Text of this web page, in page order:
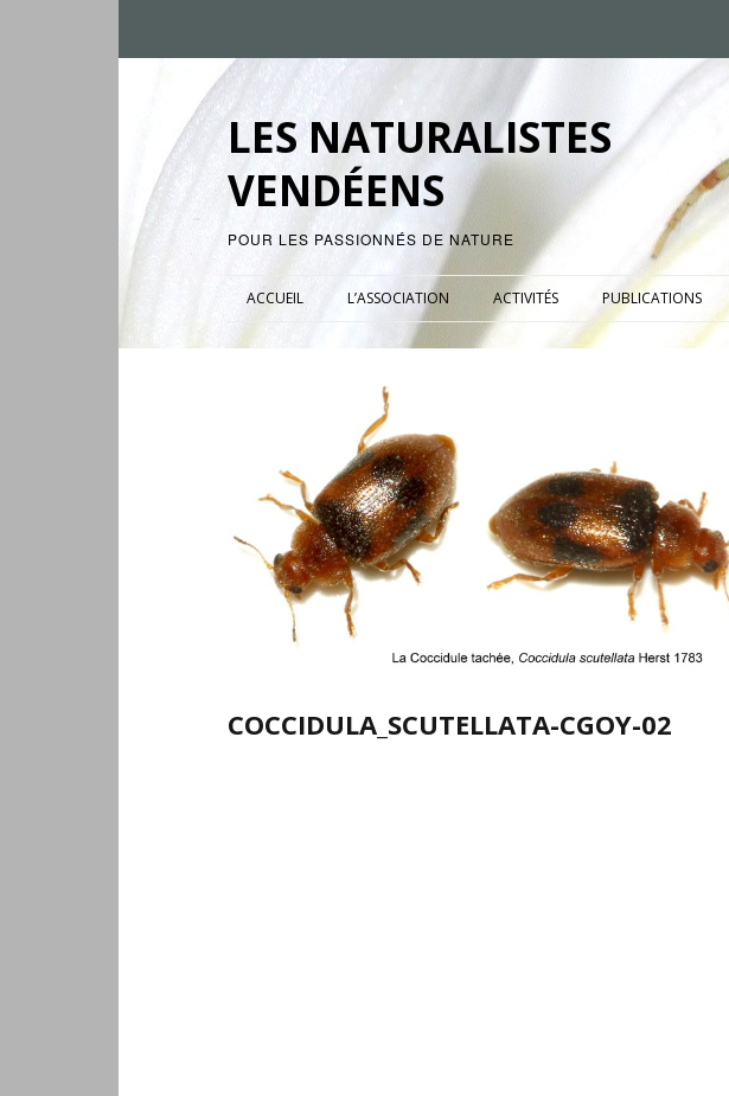
LES NATURALISTES
VENDÉENS
POUR LES PASSIONNÉS DE NATURE
ACCUEIL L’ASSOCIATION ACTIVITÉS PUBLICATIONS
COCCIDULA_SCUTELLATA-CGOY-02